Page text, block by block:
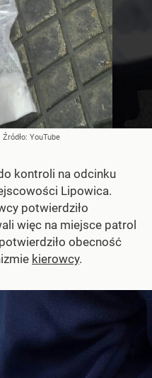
Źródło: YouTube
kontroli na odcinku
Lipowica.
potwierdziło
więc na miejsce patrol
obecność
kierowcy.